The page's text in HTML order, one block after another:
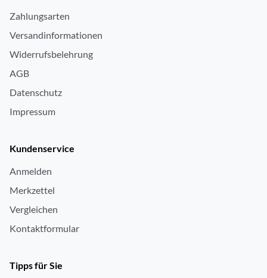
Zahlungsarten
Versandinformationen
Widerrufsbelehrung
AGB
Datenschutz
Impressum
Kundenservice
Anmelden
Merkzettel
Vergleichen
Kontaktformular
Tipps für Sie